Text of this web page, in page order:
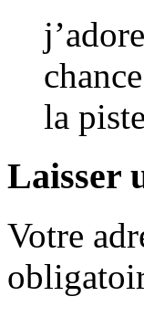
la
Laisser
Votre